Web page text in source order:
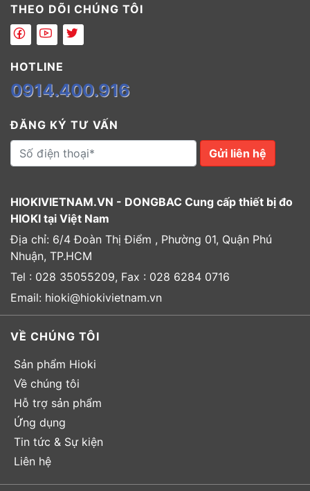
THEO DÕI CHÚNG TÔI
HOTLINE
0914.400.916
ĐĂNG KÝ TƯ VẤN
Gửi liên hệ
HIOKIVIETNAM.VN - DONGBAC Cung cấp thiết bị đo
HIOKI tại Việt Nam
Địa chỉ: 6/4 Đoàn Thị Điểm , Phường 01, Quận Phú
Nhuận, TP.HCM
Tel : 028 35055209, Fax : 028 6284 0716
Email: hioki@hiokivietnam.vn
VỀ CHÚNG TÔI
Sản phẩm Hioki
Về chúng tôi
Hỗ trợ sản phẩm
Ứng dụng
Tin tức & Sự kiện
Liên hệ